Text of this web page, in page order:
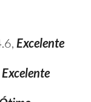
Excelente
Excelente